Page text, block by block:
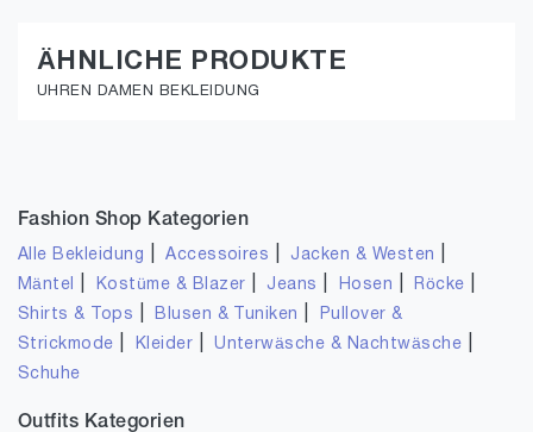
ÄHNLICHE PRODUKTE
UHREN DAMEN BEKLEIDUNG
Fashion Shop Kategorien
Alle Bekleidung |Accessoires Jacken & Westen
Mäntel Kostüme & Blazer Jeans Hosen Röcke
Shirts & Tops Blusen & Tuniken
Pullover &
Strickmode
Kleider |Unterwäsche & Nachtwäsche
Schuhe
Outfits Kategorien